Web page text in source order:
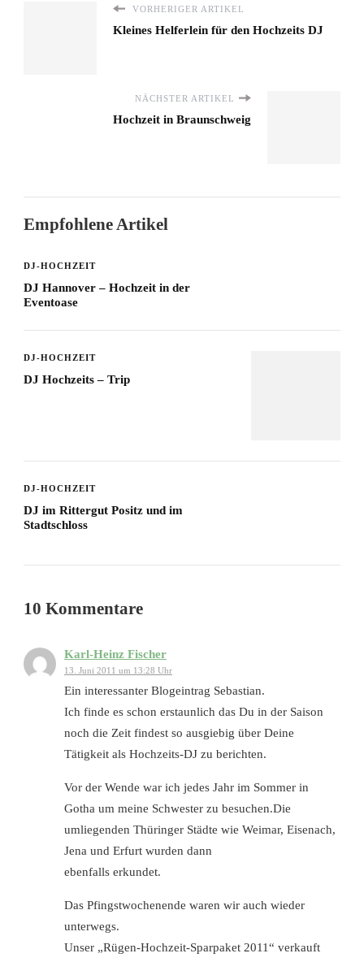
VORHERIGER ARTIKEL
Kleines Helferlein für den Hochzeits DJ
NÄCHSTER ARTIKEL
Hochzeit in Braunschweig
Empfohlene Artikel
DJ-HOCHZEIT
DJ Hannover – Hochzeit in der
Eventoase
DJ-HOCHZEIT
DJ Hochzeits – Trip
DJ-HOCHZEIT
DJ im Rittergut Positz und im
Stadtschloss
10 Kommentare
Karl-Heinz Fischer
13. Juni 2011 um 13:28 Uhr
Ein interessanter Blogeintrag Sebastian.
Ich finde es schon erstaunlich das Du in der Saison
noch die Zeit findest so ausgiebig über Deine
Tätigkeit als Hochzeits-DJ zu berichten.
Vor der Wende war ich jedes Jahr im Sommer in
Gotha um meine Schwester zu besuchen.Die
umliegenden Thüringer Städte wie Weimar, Eisenach,
Jena und Erfurt wurden dann
ebenfalls erkundet.
Das Pfingstwochenende waren wir auch wieder
unterwegs.
Unser „Rügen-Hochzeit-Sparpaket 2011“ verkauft